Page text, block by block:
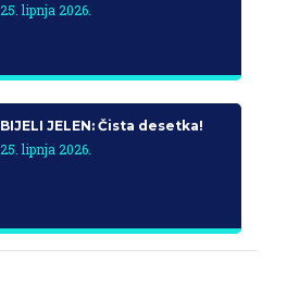
25. lipnja 2026.
BIJELI JELEN: Čista desetka!
25. lipnja 2026.